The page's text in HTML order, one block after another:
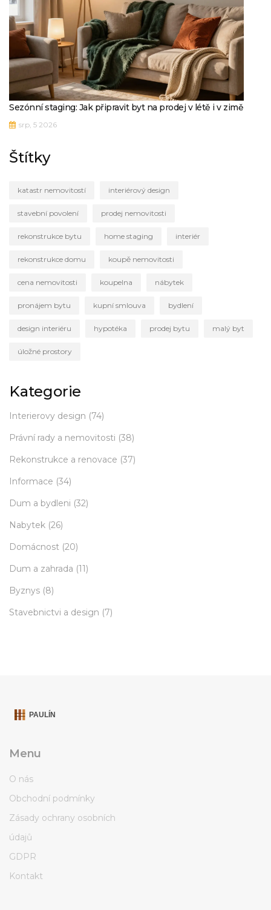
Sezónní staging: Jak připravit byt na prodej v létě i v zimě
srp, 5 2026
Štítky
katastr nemovitostí interiérový design
stavební povolení prodej nemovitosti
rekonstrukce bytu home staging interiér
rekonstrukce domu koupě nemovitosti
cena nemovitosti koupelna nábytek
pronájem bytu kupní smlouva bydlení
design interiéru hypotéka prodej bytu malý byt
úložné prostory
Kategorie
Interierovy design (74)
Právní rady a nemovitosti (38)
Rekonstrukce a renovace (37)
Informace (34)
Dum a bydleni (32)
Nabytek (26)
Domácnost (20)
Dum a zahrada (11)
Byznys (8)
Stavebnictvi a design (7)
Menu
O nás
Obchodní podmínky
Zásady ochrany osobních
údajů
GDPR
Kontakt